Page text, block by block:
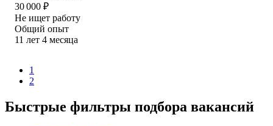
30 000 ₽
Не ищет работу
Общий опыт
11 лет 4 месяца
1
2
Быстрые фильтры подбора вакансий